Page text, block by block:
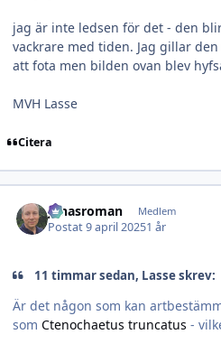
jag är inte ledsen för det - den
vackrare med tiden. Jag gillar
att fota men bilden ovan blev
MVH Lasse
Citera
jonasroman Medlem
Postat9 april 20251 år
11 timmar sedan, Lasse skrev:
Är det någon som kan
som Ctenochaetus truncatus -